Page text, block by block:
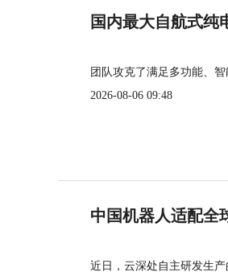
国内最大自航式纯
团队攻克了满足多功能、
2026-08-06 09:48
中国机器人适配全
近日，云深处自主研发生